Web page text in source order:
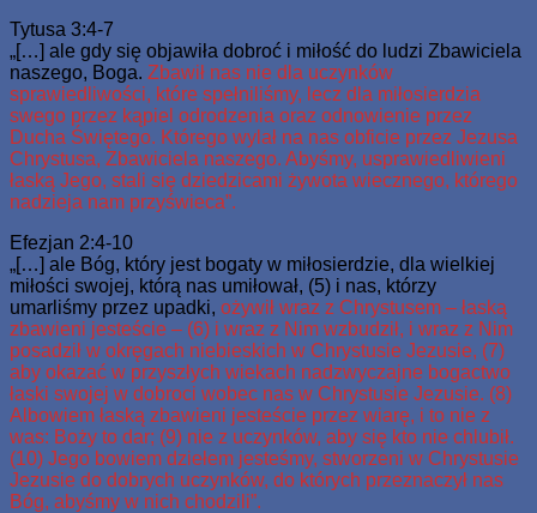
Tytusa 3:4-7
„[…] ale gdy się objawiła dobroć i miłość do ludzi Zbawiciela
naszego, Boga. Zbawił nas nie dla uczynków
sprawiedliwości, które spełniliśmy, lecz dla miłosierdzia
swego przez kąpiel odrodzenia oraz odnowienie przez
Ducha Świętego. Którego wylał na nas obficie przez Jezusa
Chrystusa, Zbawiciela naszego. Abyśmy, usprawiedliwieni
łaską Jego, stali się dziedzicami żywota wiecznego, którego
nadzieja nam przyświeca”.
Efezjan 2:4-10
„[…] ale Bóg, który jest bogaty w miłosierdzie, dla wielkiej
miłości swojej, którą nas umiłował, (5) i nas, którzy
umarliśmy przez upadki, ożywił wraz z Chrystusem – łaską
zbawieni jesteście – (6) i wraz z Nim wzbudził, i wraz z Nim
posadził w okręgach niebieskich w Chrystusie Jezusie, (7)
aby okazać w przyszłych wiekach nadzwyczajne bogactwo
łaski swojej w dobroci wobec nas w Chrystusie Jezusie. (8)
Albowiem łaską zbawieni jesteście przez wiarę, i to nie z
was: Boży to dar; (9) nie z uczynków, aby się kto nie chlubił.
(10) Jego bowiem dziełem jesteśmy, stworzeni w Chrystusie
Jezusie do dobrych uczynków, do których przeznaczył nas
Bóg, abyśmy w nich chodzili”.